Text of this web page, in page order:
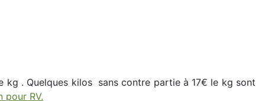
. Quelques kilos sans contre partie à 17€ le kg sont
pour RV.